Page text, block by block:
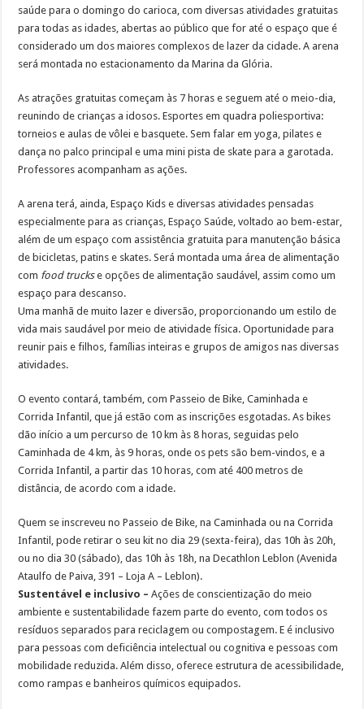
saúde para o domingo do carioca, com diversas atividades gratuitas
para todas as idades, abertas ao público que for até o espaço que é
considerado um dos maiores complexos de lazer da cidade. A arena
será montada no estacionamento da Marina da Glória.
As atrações gratuitas começam às 7 horas e seguem até o meio-dia,
reunindo de crianças a idosos. Esportes em quadra poliesportiva:
torneios e aulas de vôlei e basquete. Sem falar em yoga, pilates e
dança no palco principal e uma mini pista de skate para a garotada.
Professores acompanham as ações.
A arena terá, ainda, Espaço Kids e diversas atividades pensadas
especialmente para as crianças, Espaço Saúde, voltado ao bem-estar,
além de um espaço com assistência gratuita para manutenção básica
de bicicletas, patins e skates. Será montada uma área de alimentação
com food truckse opções de alimentação saudável, assim como um
espaço para descanso.
Uma manhã de muito lazer e diversão, proporcionando um estilo de
vida mais saudável por meio de atividade física. Oportunidade para
reunir pais e filhos, famílias inteiras e grupos de amigos nas diversas
atividades.
O evento contará, também, com Passeio de Bike, Caminhada e
Corrida Infantil, que já estão com as inscrições esgotadas. As bikes
dão início a um percurso de 10 km às 8 horas, seguidas pelo
Caminhada de 4 km, às 9 horas, onde os pets são bem-vindos, e a
Corrida Infantil, a partir das 10 horas, com até 400 metros de
distância, de acordo com a idade.
Quem se inscreveu no Passeio de Bike, na Caminhada ou na Corrida
Infantil, pode retirar o seu kit no dia 29 (sexta-feira), das 10h às 20h,
ou no dia 30 (sábado), das 10h às 18h, na Decathlon Leblon (Avenida
Ataulfo de Paiva, 391 – Loja A – Leblon).
Sustentável e inclusivo – Ações de conscientização do meio
ambiente e sustentabilidade fazem parte do evento, com todos os
resíduos separados para reciclagem ou compostagem. E é inclusivo
para pessoas com deficiência intelectual ou cognitiva e pessoas com
mobilidade reduzida. Além disso, oferece estrutura de acessibilidade,
como rampas e banheiros químicos equipados.